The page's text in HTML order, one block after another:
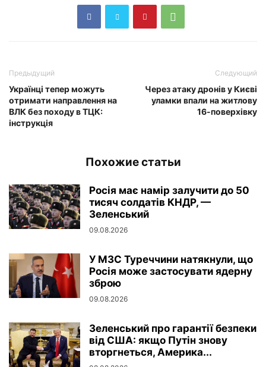
Предыдущий
Українці тепер можуть
отримати направлення на
ВЛК без походу в ТЦК:
інструкція
Следующий
Через атаку дронів у Києві
уламки впали на житлову
16-поверхівку
Похожие статьи
Росія має намір залучити до 50
тисяч солдатів КНДР, —
Зеленський
09.08.2026
У МЗС Туреччини натякнули, що
Росія може застосувати ядерну
зброю
09.08.2026
Зеленський про гарантії безпеки
від США: якщо Путін знову
вторгнеться, Америка...